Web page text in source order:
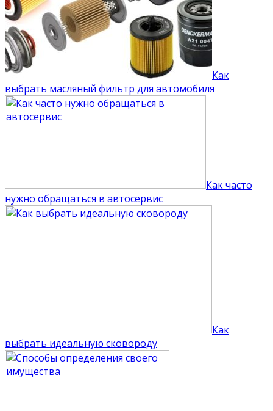
Как
выбрать масляный фильтр для автомобиля
Как часто
нужно обращаться в автосервис
Как
выбрать идеальную сковороду